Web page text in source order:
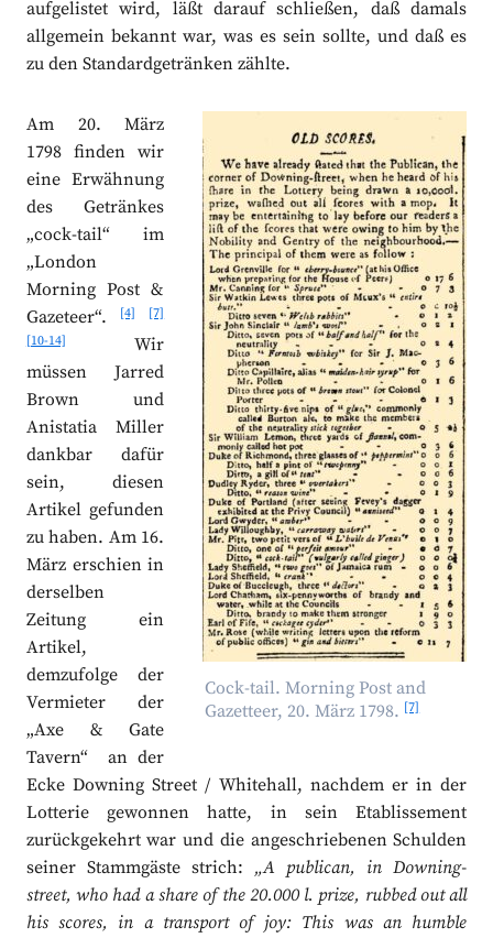
aufgelistet wird, läßt darauf schließen, daß damals
allgemein bekannt war, was es sein sollte, und daß es
zu den Standardgetränken zählte.
Cock-tail. Morning Post and
Gazetteer, 20. März 1798. [7]
Am 20. März
1798 finden wir
eine Erwähnung
des Getränkes
„cock-tail“ im
„London
Morning Post &
Gazeteer“.
[4]
[7]
[10-14]
Wir
müssen Jarred
Brown und
Anistatia Miller
dankbar dafür
sein, diesen
Artikel gefunden
zu haben. Am 16.
März erschien in
derselben
Zeitung ein
Artikel,
demzufolge der
Vermieter der
„Axe & Gate
Tavern“ an der
Ecke Downing Street / Whitehall, nachdem er in der
Lotterie gewonnen hatte, in sein Etablissement
zurückgekehrt war und die angeschriebenen Schulden
seiner Stammgäste strich: „A publican, in Downing-
street, who had a share of the 20.000 l. prize, rubbed out all
his scores, in a transport of joy: This was an humble